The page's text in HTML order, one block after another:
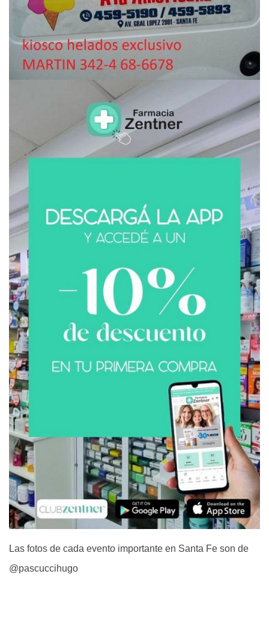
Las fotos de cada evento importante en Santa Fe son de
@pascuccihugo